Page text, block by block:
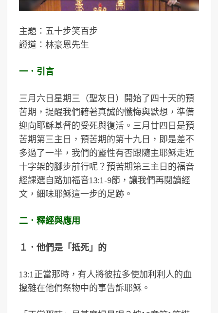
主題：五十步笑百步
證道：林豪恩先生
一．引言
三月六日星期三（聖灰日）開始了四十天的預
苦期，提醒我們藉著真誠的懺悔與默想，準備
迎向耶穌基督的受死與復活。三月廿四日是預
苦期第三主日，預苦期的第十九日，即是差不
多過了一半，我們的靈性有否跟隨主耶穌走近
十字架的腳步前行呢？預苦期第三主日的福音
經課選自路加福音13:1-9節，讓我們再閱讀經
文，細味耶穌這一步的足跡。
二．釋經與應用
１．他們是「抵死」的
13:1正當那時，有人將彼拉多使加利利人的血
攙雜在他們祭物中的事告訴耶穌。